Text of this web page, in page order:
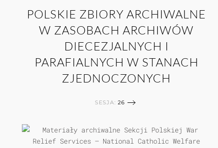
POLSKIE ZBIORY ARCHIWALNE
W ZASOBACH ARCHIWÓW
DIECEZJALNYCH I
PARAFIALNYCH W STANACH
ZJEDNOCZONYCH
SESJA: 26